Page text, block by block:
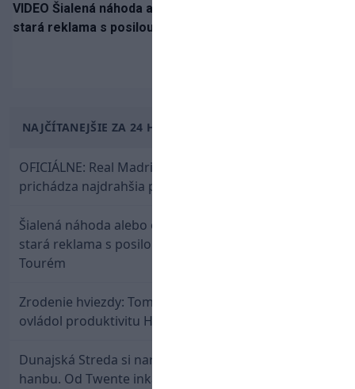
VIDEO Šialená náhoda alebo osud? Našla sa 11 rokov
stará reklama s posilou Slovana a trénerom Tourém
NAJČÍTANEJŠIE ZA 24 HODÍN
OFICIÁLNE: Real Madrid rozbil bank. Z Lipska
prichádza najdrahšia posila v klubovej histórii
Šialená náhoda alebo osud? Našla sa 11 rokov
stará reklama s posilou Slovana a trénerom
Tourém
Zrodenie hviezdy: Tomáš Selič zničil Švajčiarov a
ovládol produktivitu Hlinka Gretzky Cupu
Dunajská Streda si narobila v Holandsku poriadnu
hanbu. Od Twente inkasovala poltucet